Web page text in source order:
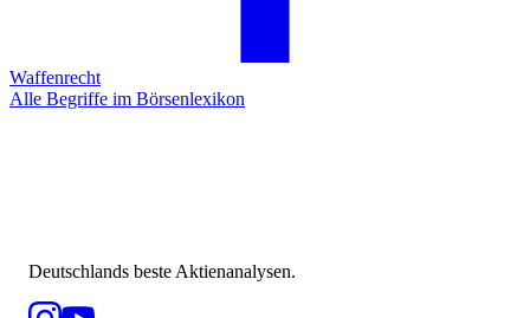
Waffenrecht
Alle Begriffe im Börsenlexikon
Deutschlands beste Aktienanalysen.